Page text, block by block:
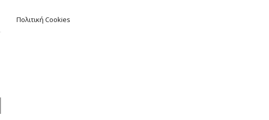
Πολιτική Cookies